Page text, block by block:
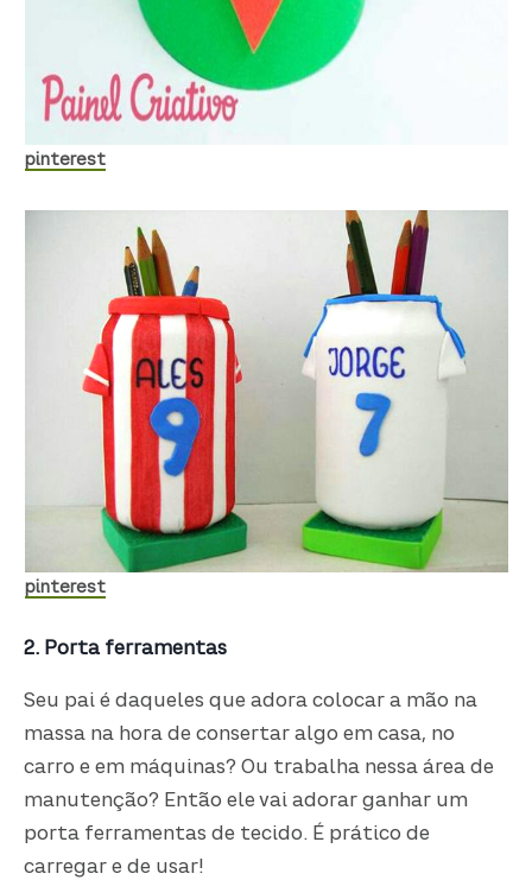
pinterest
pinterest
2. Porta ferramentas
Seu pai é daqueles que adora colocar a mão na
massa na hora de consertar algo em casa, no
carro e em máquinas? Ou trabalha nessa área de
manutenção? Então ele vai adorar ganhar um
porta ferramentas de tecido. É prático de
carregar e de usar!